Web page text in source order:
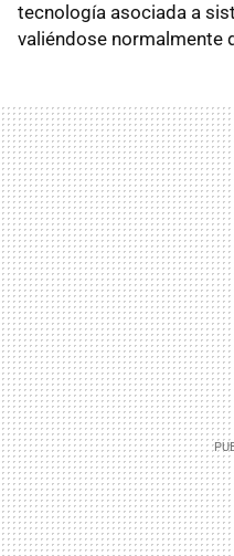
tecnología asociada a
valiéndose normalmente